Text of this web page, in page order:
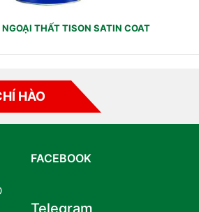
THẤT TISON SATIN COAT
HÀO
FACEBOOK
Telegram